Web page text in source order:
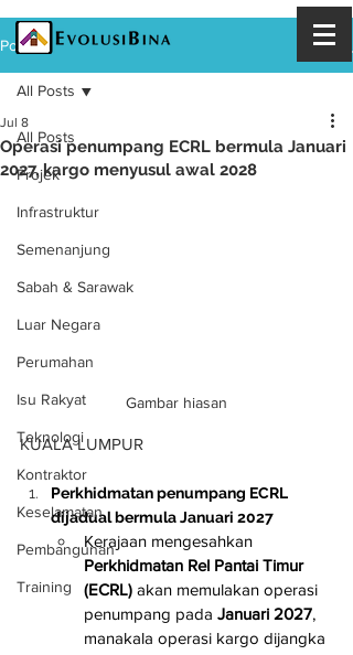
Post
All Posts
Projek
Infrastruktur
Semenanjung
Sabah & Sarawak
Luar Negara
Perumahan
Isu Rakyat
Teknologi
Kontraktor
Keselamatan
Pembangunan
Training
All Posts
Operasi penumpang ECRL bermula Januari
2027, kargo menyusul awal 2028
Jul 8
Gambar hiasan
KUALA LUMPUR
Perkhidmatan penumpang ECRL
dijadual bermula Januari 2027
Kerajaan mengesahkan
Perkhidmatan Rel Pantai Timur
(ECRL) akan memulakan operasi
penumpang pada Januari 2027,
manakala operasi kargo dijangka